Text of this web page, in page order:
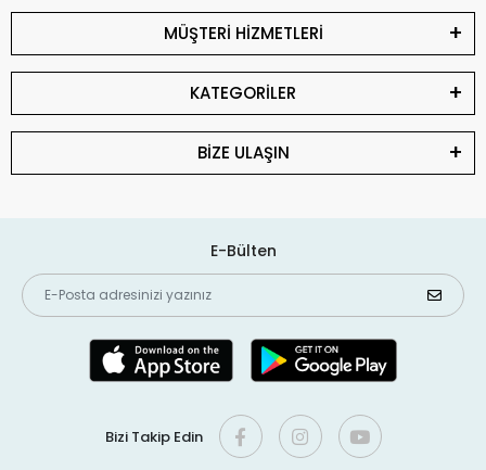
MÜŞTERİ HİZMETLERİ
KATEGORİLER
BİZE ULAŞIN
E-Bülten
Bizi Takip Edin